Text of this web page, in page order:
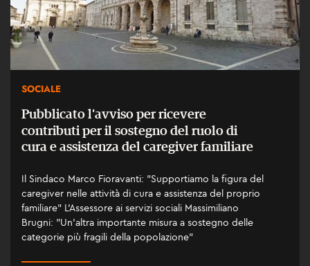
SOCIALE
Pubblicato l'avviso per ricevere
contributi per il sostegno del ruolo di
cura e assistenza del caregiver familiare
Il Sindaco Marco Fioravanti: "Supportiamo la figura del
caregiver nelle attività di cura e assistenza del proprio
familiare" L'Assessore ai servizi sociali Massimiliano
Brugni: "Un'altra importante misura a sostegno delle
categorie più fragili della popolazione"